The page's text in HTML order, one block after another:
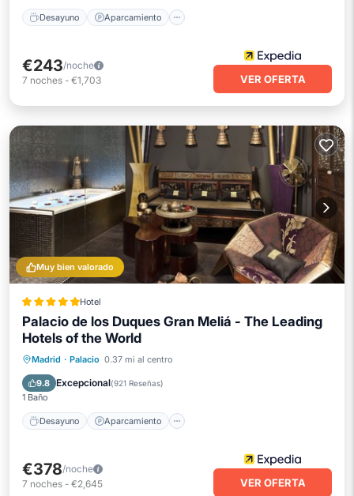
Desayuno Aparcamiento
€243/noche
7 noches - €1,703 VER OFERTA
Muy bien valorado
Hotel
Palacio de los Duques Gran Meliá - The Leading
Hotels of the World
Madrid · Palacio 0.37 mi al centro
9.8 Excepcional(921 Reseñas)
1 Baño
Desayuno Aparcamiento
Desayuno Aparcamiento
Spa
€378/noche
7 noches - €2,645 VER OFERTA